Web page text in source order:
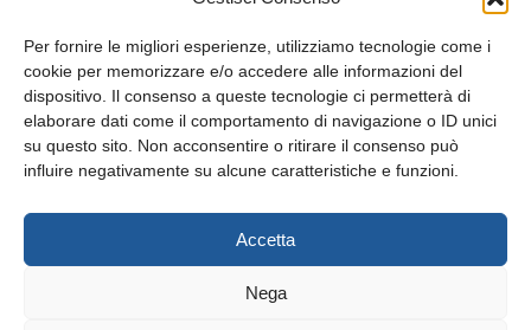
Per fornire le migliori esperienze, utilizziamo tecnologie come i
cookie per memorizzare e/o accedere alle informazioni del
dispositivo. Il consenso a queste tecnologie ci permetterà di
elaborare dati come il comportamento di navigazione o ID unici
su questo sito. Non acconsentire o ritirare il consenso può
influire negativamente su alcune caratteristiche e funzioni.
Accetta
Nega
Fax 045 9211599
© Tutti i diritti riservati